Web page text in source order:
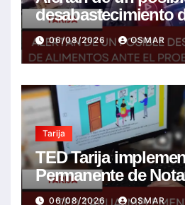
desabastecimiento
ante el problema
encarecimiento de
agrícolas
06/08/2026 OSMAR
Tarija
TED Tarija
Permanente de
Notarios Electorales
06/08/2026 OSMAR